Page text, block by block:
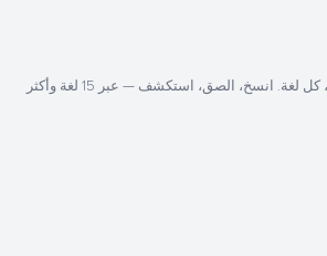
كل رمز تعبيري، كل معنى، كل لغة. انسخ، الصق، استكشف — عبر 15 لغة وأكثر